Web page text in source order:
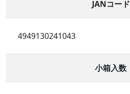
JANコード
4949130241043
小箱入数